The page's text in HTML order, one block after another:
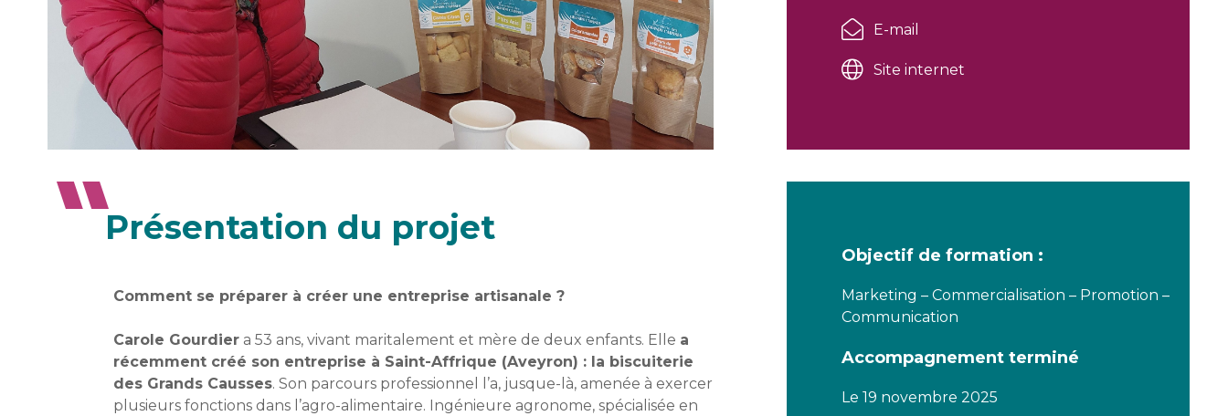
E-mail
Site internet
Présentation du projet
Comment se préparer à créer une entreprise artisanale ?
Carole Gourdier a 53 ans, vivant maritalement et mère de deux enfants. Elle a
récemment créé son entreprise à Saint-Affrique (Aveyron) : la biscuiterie
des Grands Causses. Son parcours professionnel l’a, jusque-là, amenée à exercer
plusieurs fonctions dans l’agro-alimentaire. Ingénieure agronome, spécialisée en
Objectif de formation :
Marketing – Commercialisation – Promotion –
Communication
Accompagnement terminé
Le 19 novembre 2025